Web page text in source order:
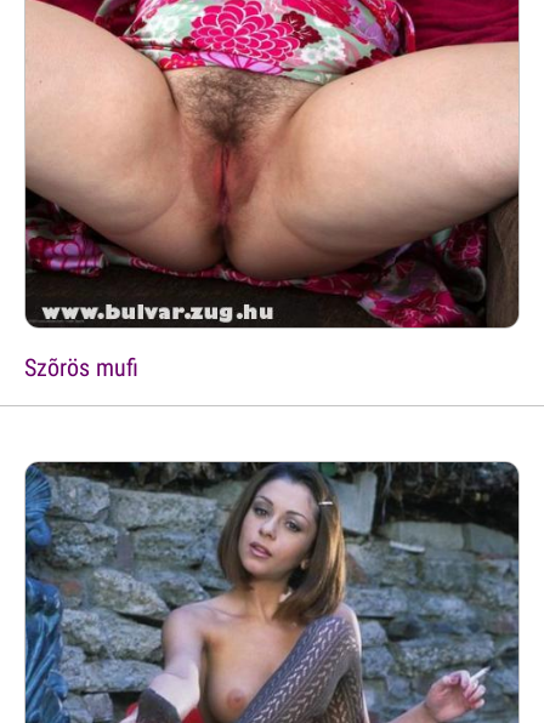
Szõrös mufi